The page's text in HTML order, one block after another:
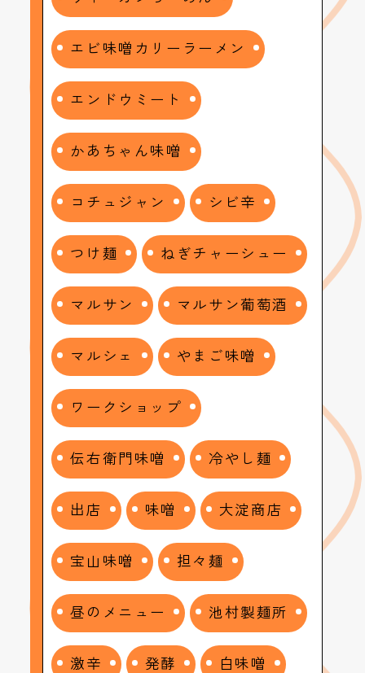
エビ味噌カリーラーメン
エンドウミート
かあちゃん味噌
コチュジャン シビ辛
つけ麺 ねぎチャーシュー
マルサン マルサン葡萄酒
マルシェ やまご味噌
ワークショップ
伝右衛門味噌 冷やし麺
出店 味噌 大淀商店
宝山味噌 担々麺
昼のメニュー 池村製麺所
激辛 発酵 白味噌